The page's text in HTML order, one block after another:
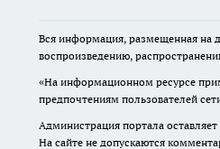
Вся информация, размещенная на
воспроизведению,
«На информационном ресурсе
предпочтениям пользователей
Администрация портала
На сайте не допускаются